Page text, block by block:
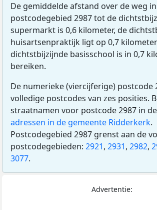
De gemiddelde afstand over de weg
postcodegebied 2987 tot de
supermarkt is 0,6 kilometer, de
huisartsenpraktijk ligt op 0,7
dichtstbijzijnde basisschool is in 0,7
bereiken.
De numerieke (viercijferige) postcode
volledige postcodes van zes posities.
straatnamen voor postcode 2987 in de
adressen in de gemeente Ridderkerk.
Postcodegebied 2987 grenst aan de
postcodegebieden: 2921, 2931, 2982,
3077.
Advertentie: